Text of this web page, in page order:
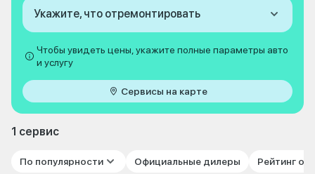
Укажите, что отремонтировать
Чтобы увидеть цены, укажите полные параметры авто
и услугу
Сервисы на карте
1 сервис
По популярности Официальные дилеры Рейтинг